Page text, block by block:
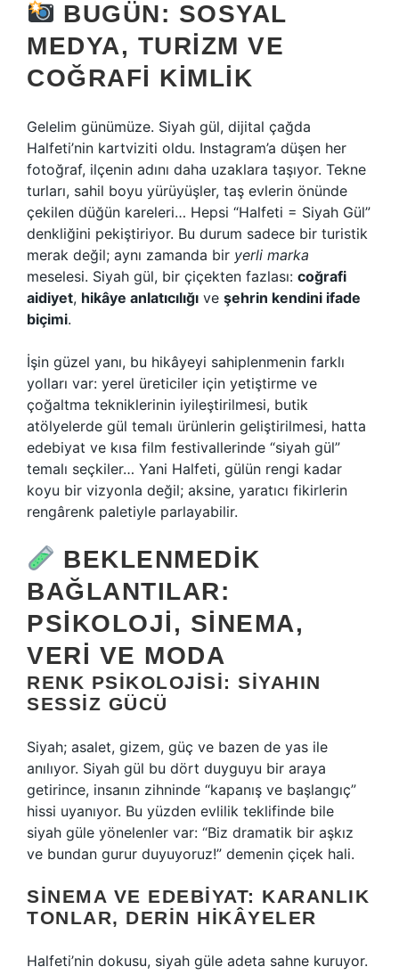
BUGÜN: SOSYAL
MEDYA, TURIZM VE
COĞRAFI KIMLIK
Gelelim günümüze. Siyah gül, dijital çağda
Halfeti’nin kartviziti oldu. Instagram’a düşen her
fotoğraf, ilçenin adını daha uzaklara taşıyor. Tekne
turları, sahil boyu yürüyüşler, taş evlerin önünde
çekilen düğün kareleri… Hepsi “Halfeti = Siyah Gül”
denkliğini pekiştiriyor. Bu durum sadece bir turistik
merak değil; aynı zamanda bir yerli marka
meselesi. Siyah gül, bir çiçekten fazlası: coğrafi
aidiyet, hikâye anlatıcılığı ve şehrin kendini ifade
biçimi.
İşin güzel yanı, bu hikâyeyi sahiplenmenin farklı
yolları var: yerel üreticiler için yetiştirme ve
çoğaltma tekniklerinin iyileştirilmesi, butik
atölyelerde gül temalı ürünlerin geliştirilmesi, hatta
edebiyat ve kısa film festivallerinde “siyah gül”
temalı seçkiler… Yani Halfeti, gülün rengi kadar
koyu bir vizyonla değil; aksine, yaratıcı fikirlerin
rengârenk paletiyle parlayabilir.
BEKLENMEDIK
BAĞLANTILAR:
PSIKOLOJI, SINEMA,
VERI VE MODA
RENK PSIKOLOJISI: SIYAHIN
SESSIZ GÜCÜ
Siyah; asalet, gizem, güç ve bazen de yas ile
anılıyor. Siyah gül bu dört duyguyu bir araya
getirince, insanın zihninde “kapanış ve başlangıç”
hissi uyanıyor. Bu yüzden evlilik teklifinde bile
siyah güle yönelenler var: “Biz dramatik bir aşkız
ve bundan gurur duyuyoruz!” demenin çiçek hali.
SINEMA VE EDEBIYAT: KARANLIK
TONLAR, DERIN HIKÂYELER
Halfeti’nin dokusu, siyah güle adeta sahne kuruyor.